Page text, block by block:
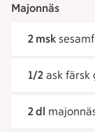
Majonnäs
2 msk
1/2 ask färsk
2 dl